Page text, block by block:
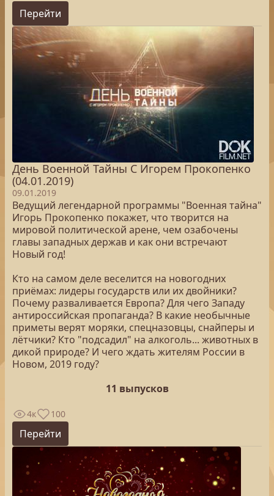
Перейти
День Военной Тайны С Игорем Прокопенко
(04.01.2019)
09.01.2019
Ведущий легендарной программы "Военная тайна"
Игорь Прокопенко покажет, что творится на
мировой политической арене, чем озабочены
главы западных держав и как они встречают
Новый год!
Кто на самом деле веселится на новогодних
приёмах: лидеры государств или их двойники?
Почему разваливается Европа? Для чего Западу
антироссийская пропаганда? В какие необычные
приметы верят моряки, спецназовцы, снайперы и
лётчики? Кто "подсадил" на алкоголь... животных в
дикой природе? И чего ждать жителям России в
Новом, 2019 году?
11 выпусков
4к 100
Перейти